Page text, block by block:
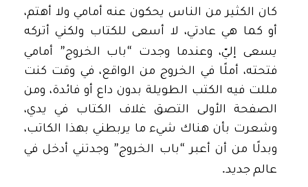
كان الكثير من الناس يحكون عنه أمامي ولا أهتم،
أو كما هي عادتي، لا أسعى للكتاب ولكني أتركه
يسعى إليّ، وعندما وجدت “باب الخروج”
أمامي
فتحته، أملًا في الخروج من الواقع، في وقت كنت
مللت فيه الكتب الطويلة بدون داع أو فائدة، ومن
الصفحة الأولى التصق غلاف الكتاب في يدي،
وشعرت بأن هناك شيء ما يربطني بهذا الكاتب،
وبدلًا من أن أعبر “باب الخروج” وجدتني أدخل في
عالم جديد.